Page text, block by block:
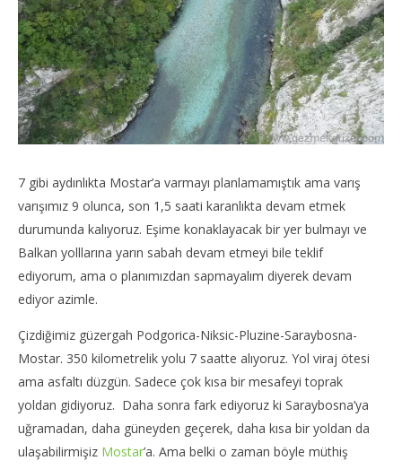
7 gibi aydınlıkta Mostar’a varmayı planlamamıştık ama varış
varışımız 9 olunca, son 1,5 saati karanlıkta devam etmek
durumunda kalıyoruz. Eşime konaklayacak bir yer bulmayı ve
Balkan yolllarına yarın sabah devam etmeyi bile teklif
ediyorum, ama o planımızdan sapmayalım diyerek devam
ediyor azimle.
Çizdiğimiz güzergah Podgorica-Niksic-Pluzine-Saraybosna-
Mostar. 350 kilometrelik yolu 7 saatte alıyoruz. Yol viraj ötesi
ama asfaltı düzgün. Sadece çok kısa bir mesafeyi toprak
yoldan gidiyoruz. Daha sonra fark ediyoruz ki Saraybosna’ya
uğramadan, daha güneyden geçerek, daha kısa bir yoldan da
ulaşabilirmişiz Mostar’a. Ama belki o zaman böyle müthiş